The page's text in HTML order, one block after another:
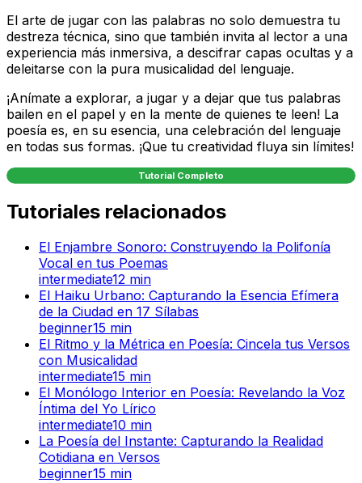
El arte de jugar con las palabras no solo demuestra tu
destreza técnica, sino que también invita al lector a una
experiencia más inmersiva, a descifrar capas ocultas y a
deleitarse con la pura musicalidad del lenguaje.
¡Anímate a explorar, a jugar y a dejar que tus palabras
bailen en el papel y en la mente de quienes te leen! La
poesía es, en su esencia, una celebración del lenguaje
en todas sus formas. ¡Que tu creatividad fluya sin límites!
Tutorial Completo
Tutoriales relacionados
El Enjambre Sonoro: Construyendo la Polifonía
Vocal en tus Poemas
intermediate12 min
El Haiku Urbano: Capturando la Esencia Efímera
de la Ciudad en 17 Sílabas
beginner15 min
El Ritmo y la Métrica en Poesía: Cincela tus Versos
con Musicalidad
intermediate15 min
El Monólogo Interior en Poesía: Revelando la Voz
Íntima del Yo Lírico
intermediate10 min
La Poesía del Instante: Capturando la Realidad
Cotidiana en Versos
beginner15 min